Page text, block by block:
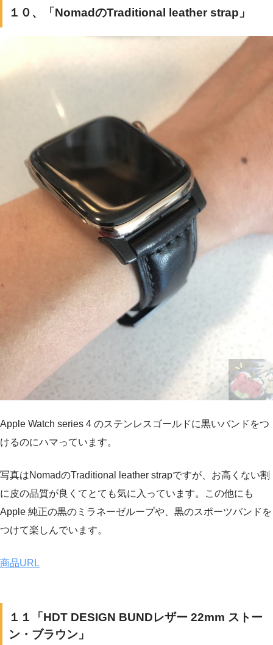
１０、「NomadのTraditional leather strap」
Apple Watch series 4 のステンレスゴールドに黒いバンドをつ
けるのにハマっています。
写真はNomadのTraditional leather strapですが、お高くない割
に皮の品質が良くてとても気に入っています。この他にも
Apple 純正の黒のミラネーゼループや、黒のスポーツバンドを
つけて楽しんでいます。
商品URL
１１「HDT DESIGN BUNDレザー 22mm ストー
ン・ブラウン」